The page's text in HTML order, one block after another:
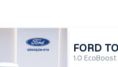
FORD
1.0